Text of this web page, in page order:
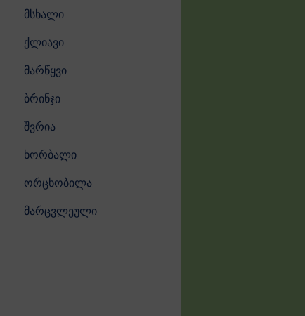
მსხალი
ქლიავი
მარწყვი
ბრინჯი
შვრია
ხორბალი
ორცხობილა
მარცვლეული